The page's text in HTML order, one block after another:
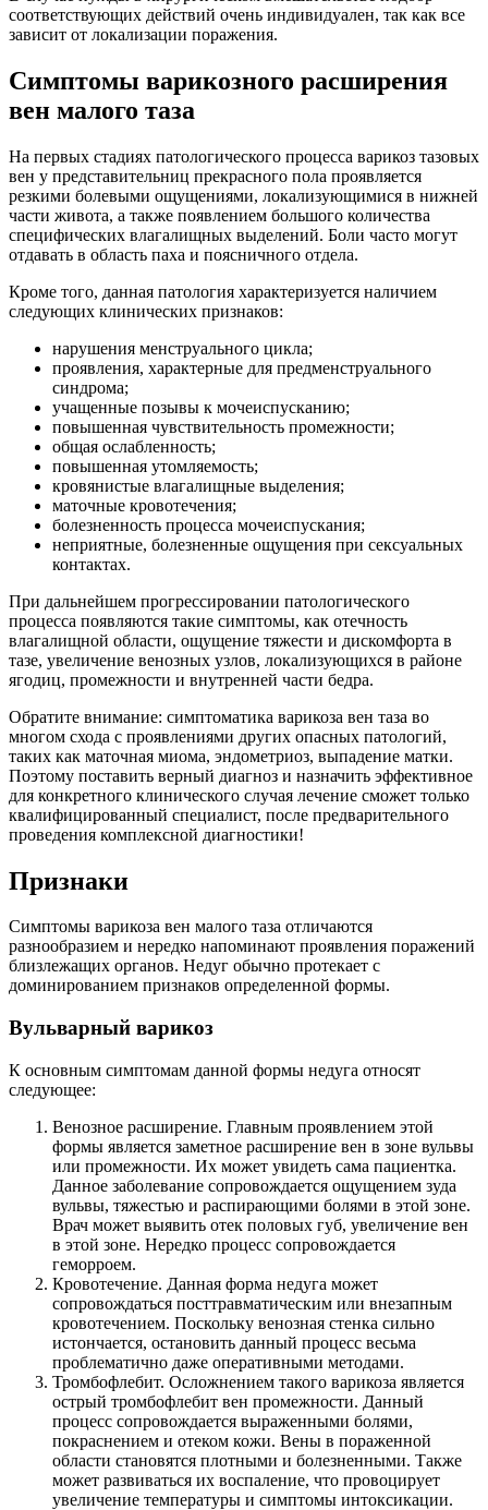
соответствующих действий очень индивидуален, так как все
зависит от локализации поражения.
Симптомы варикозного расширения
вен малого таза
На первых стадиях патологического процесса варикоз тазовых
вен у представительниц прекрасного пола проявляется
резкими болевыми ощущениями, локализующимися в нижней
части живота, а также появлением большого количества
специфических влагалищных выделений. Боли часто могут
отдавать в область паха и поясничного отдела.
Кроме того, данная патология характеризуется наличием
следующих клинических признаков:
нарушения менструального цикла;
проявления, характерные для предменструального
синдрома;
учащенные позывы к мочеиспусканию;
повышенная чувствительность промежности;
общая ослабленность;
повышенная утомляемость;
кровянистые влагалищные выделения;
маточные кровотечения;
болезненность процесса мочеиспускания;
неприятные, болезненные ощущения при сексуальных
контактах.
При дальнейшем прогрессировании патологического
процесса появляются такие симптомы, как отечность
влагалищной области, ощущение тяжести и дискомфорта в
тазе, увеличение венозных узлов, локализующихся в районе
ягодиц, промежности и внутренней части бедра.
Обратите внимание: симптоматика варикоза вен таза во
многом схода с проявлениями других опасных патологий,
таких как маточная миома, эндометриоз, выпадение матки.
Поэтому поставить верный диагноз и назначить эффективное
для конкретного клинического случая лечение сможет только
квалифицированный специалист, после предварительного
проведения комплексной диагностики!
Признаки
Симптомы варикоза вен малого таза отличаются
разнообразием и нередко напоминают проявления поражений
близлежащих органов. Недуг обычно протекает с
доминированием признаков определенной формы.
Вульварный варикоз
К основным симптомам данной формы недуга относят
следующее:
Венозное расширение. Главным проявлением этой
формы является заметное расширение вен в зоне вульвы
или промежности. Их может увидеть сама пациентка.
Данное заболевание сопровождается ощущением зуда
вульвы, тяжестью и распирающими болями в этой зоне.
Врач может выявить отек половых губ, увеличение вен
в этой зоне. Нередко процесс сопровождается
геморроем.
Кровотечение. Данная форма недуга может
сопровождаться посттравматическим или внезапным
кровотечением. Поскольку венозная стенка сильно
истончается, остановить данный процесс весьма
проблематично даже оперативными методами.
Тромбофлебит. Осложнением такого варикоза является
острый тромбофлебит вен промежности. Данный
процесс сопровождается выраженными болями,
покраснением и отеком кожи. Вены в пораженной
области становятся плотными и болезненными. Также
может развиваться их воспаление, что провоцирует
увеличение температуры и симптомы интоксикации.